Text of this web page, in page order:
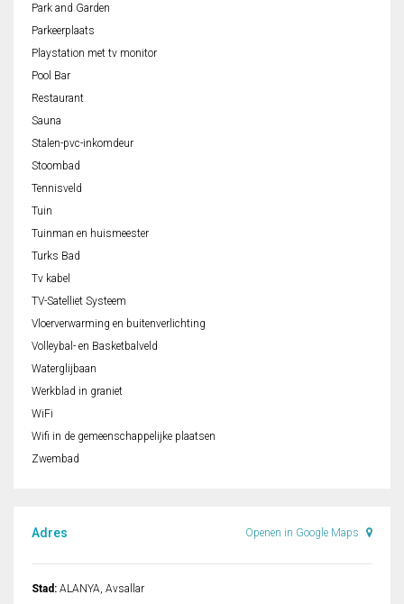
Park and Garden
Parkeerplaats
Playstation met tv monitor
Pool Bar
Restaurant
Sauna
Stalen-pvc-inkomdeur
Stoombad
Tennisveld
Tuin
Tuinman en huismeester
Turks Bad
Tv kabel
TV-Satelliet Systeem
Vloerverwarming en buitenverlichting
Volleybal- en Basketbalveld
Waterglijbaan
Werkblad in graniet
WiFi
Wifi in de gemeenschappelijke plaatsen
Zwembad
Adres Openen in Google Maps
Stad: ALANYA, Avsallar